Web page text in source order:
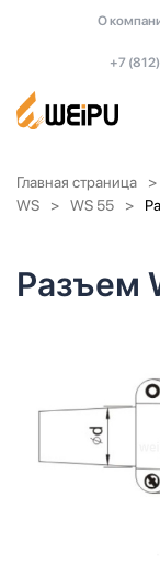
О
+7
Главная страница
WS
WS 55
Разъем